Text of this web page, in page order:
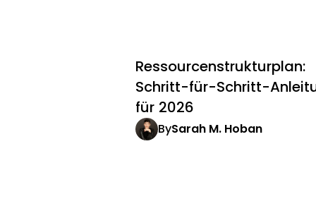
Ressourcenstrukturplan:
Schritt-für-Schritt-
für 2026
BySarah M. Hoban